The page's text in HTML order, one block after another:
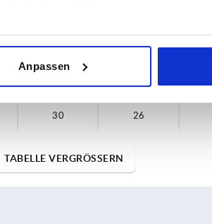
Anpassen
25 22
30 26
TABELLE VERGRÖSSERN